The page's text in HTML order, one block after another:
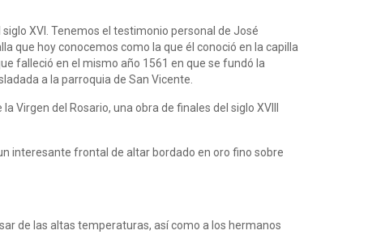
XVI. Tenemos el testimonio personal de José
que hoy conocemos como la que él conoció en la capilla
falleció en el mismo año 1561 en que se fundó la
a la parroquia de San Vicente.
del Rosario, una obra de finales del siglo XVIII
interesante frontal de altar bordado en oro fino sobre
de las altas temperaturas, así como a los hermanos